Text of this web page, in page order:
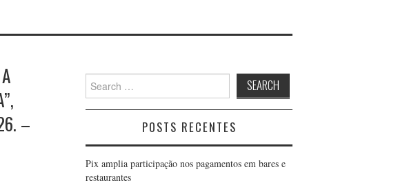
–
Search
for:
POSTS RECENTES
Pix amplia participação nos pagamentos em bares e
restaurantes